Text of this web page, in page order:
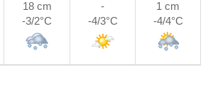
18 cm
-3/2°C
-
-4/3°C
1 cm
-4/4°C